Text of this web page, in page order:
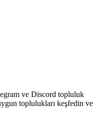
ve Discord topluluk
toplulukları keşfedin ve